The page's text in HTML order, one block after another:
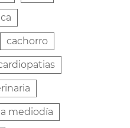
cachorro
mediodía